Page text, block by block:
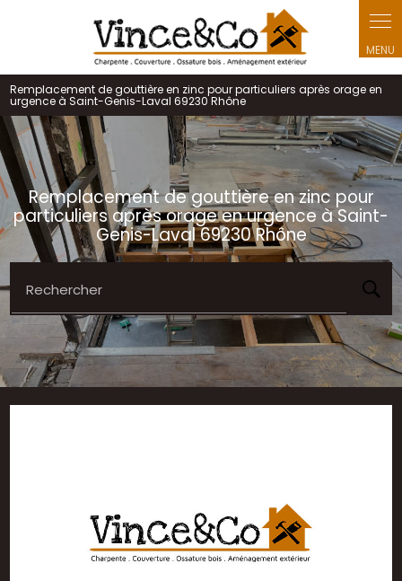
Remplacement de gouttière en zinc pour particuliers après orage en
urgence à Saint-Genis-Laval 69230 Rhône
Remplacement de gouttière en zinc pour
particuliers après orage en urgence à Saint-
Genis-Laval 69230 Rhône
Rechercher